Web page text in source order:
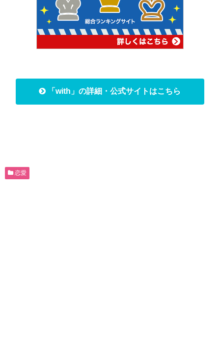
「with」の詳細・公式サイトはこちら
恋愛